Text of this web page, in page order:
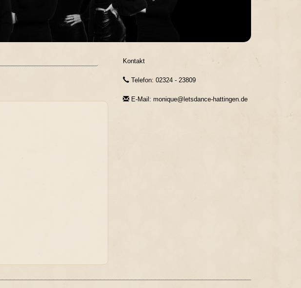
Kontakt
Telefon: 02324 - 23809
E-Mail: monique@letsdance-hattingen.de